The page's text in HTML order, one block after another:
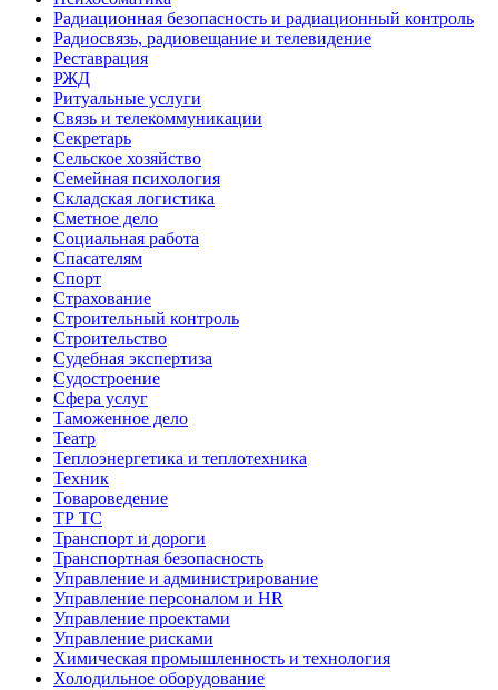
Радиационная безопасность и радиационный контроль
Радиосвязь, радиовещание и телевидение
Реставрация
РЖД
Ритуальные услуги
Связь и телекоммуникации
Секретарь
Сельское хозяйство
Семейная психология
Складская логистика
Сметное дело
Социальная работа
Спасателям
Спорт
Страхование
Строительный контроль
Строительство
Судебная экспертиза
Судостроение
Сфера услуг
Таможенное дело
Театр
Теплоэнергетика и теплотехника
Техник
Товароведение
ТР ТС
Транспорт и дороги
Транспортная безопасность
Управление и администрирование
Управление персоналом и HR
Управление проектами
Управление рисками
Химическая промышленность и технология
Холодильное оборудование